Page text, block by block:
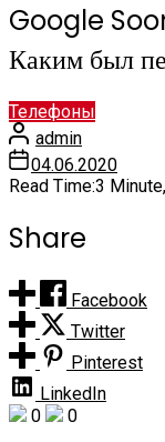
Google
Каким был
Телефоны
admin
04.06.2020
Read Time:3
Share
Facebook
Twitter
Pinterest
LinkedIn
0
0